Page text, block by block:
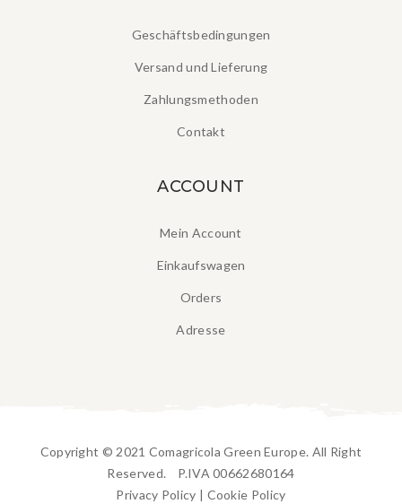
Geschäftsbedingungen
Versand und Lieferung
Zahlungsmethoden
Contakt
ACCOUNT
Mein Account
Einkaufswagen
Orders
Adresse
Copyright © 2021 Comagricola Green Europe. All Right
Reserved. P.IVA 00662680164
Privacy Policy | Cookie Policy